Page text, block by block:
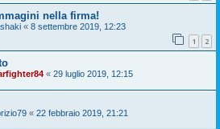
nella firma!
« 8 settembre 2019, 12:23
1 2
« 29 luglio 2019, 12:15
« 22 febbraio 2019, 21:21